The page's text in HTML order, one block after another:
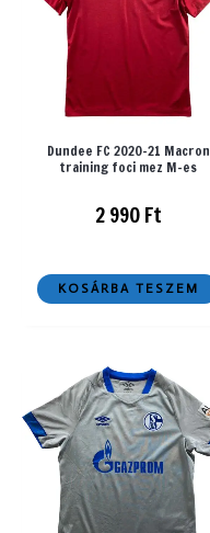
Dundee FC 2020-21 Macron
training foci mez M-es
2 990Ft
KOSÁRBA TESZEM